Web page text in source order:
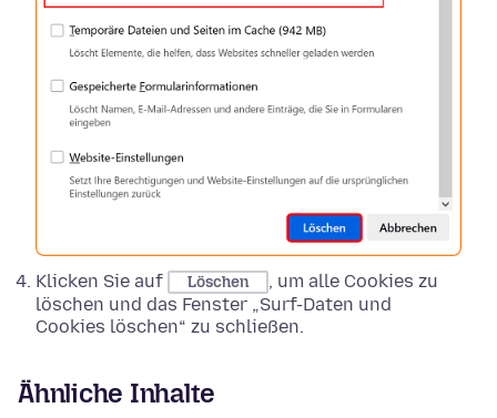
Klicken Sie auf Löschen
, um alle Cookies zu
löschen und das Fenster „Surf-Daten und
Cookies löschen“ zu schließen.
Ähnliche Inhalte